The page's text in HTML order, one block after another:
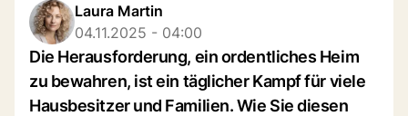
Laura Martin
04.11.2025 - 04:00
Die Herausforderung, ein ordentliches Heim
zu bewahren, ist ein täglicher Kampf für viele
Hausbesitzer und Familien. Wie Sie diesen